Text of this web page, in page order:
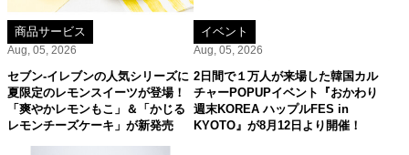
商品サービス
Aug, 05, 2026
セブン‐イレブンの人気シリーズに
夏限定のレモンスイーツが登場！
「爽やかレモンもこ」＆「かじる
レモンチーズケーキ」が新発売
イベント
Aug, 05, 2026
2日間で１万人が来場した韓国カル
チャーPOPUPイベント『おかわり
週末KOREA ハップルFES in
KYOTO』が8月12日より開催！